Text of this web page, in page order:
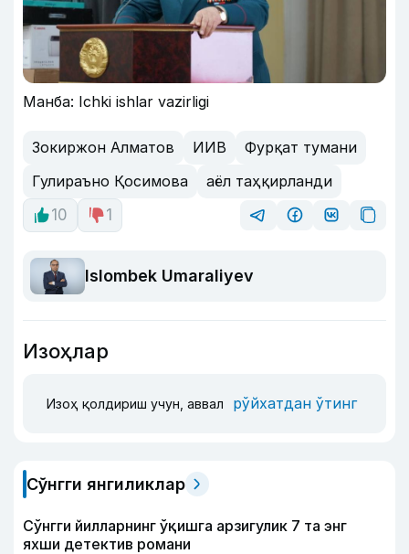
Манба: Ichki ishlar vazirligi
Зокиржон Алматов ИИВ
Фурқат тумани
Гулираъно Қосимова
аёл таҳқирланди
10
1
Islombek Umaraliyev
Изоҳлар
Изоҳ қолдириш учун, аввал рўйхатдан ўтинг
Сўнгги янгиликлар
Сўнгги йилларнинг ўқишга арзигулик 7 та энг
яхши детектив романи